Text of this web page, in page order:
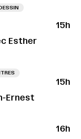
15h
Esther
15h
Ernest
16h